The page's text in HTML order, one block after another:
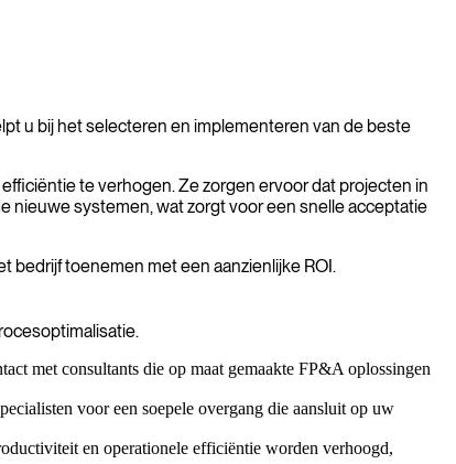
u bij het selecteren en implementeren van de beste
te verhogen. Ze zorgen ervoor dat projecten in
nieuwe systemen, wat zorgt voor een snelle acceptatie
toenemen met een aanzienlijke ROI.
met consultants die op maat gemaakte FP&A oplossingen
voor een soepele overgang die aansluit op uw
en operationele efficiëntie worden verhoogd,